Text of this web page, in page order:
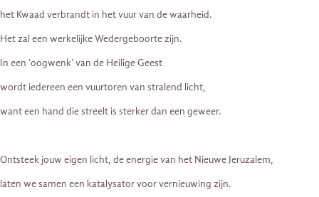
het Kwaad verbrandt in het vuur van de waarheid.
Het zal een werkelijke Wedergeboorte zijn.
In een ‘oogwenk’ van de Heilige Geest
wordt iedereen een vuurtoren van stralend licht,
want een hand die streelt is sterker dan een geweer.
Ontsteek jouw eigen licht, de energie van het Nieuwe Jeruzalem,
laten we samen een katalysator voor vernieuwing zijn.